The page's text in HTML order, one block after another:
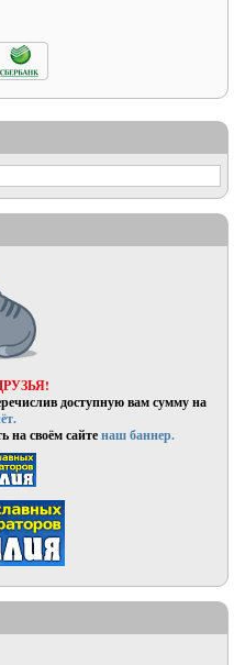
доступную вам сумму на
на своём сайтенаш баннер.